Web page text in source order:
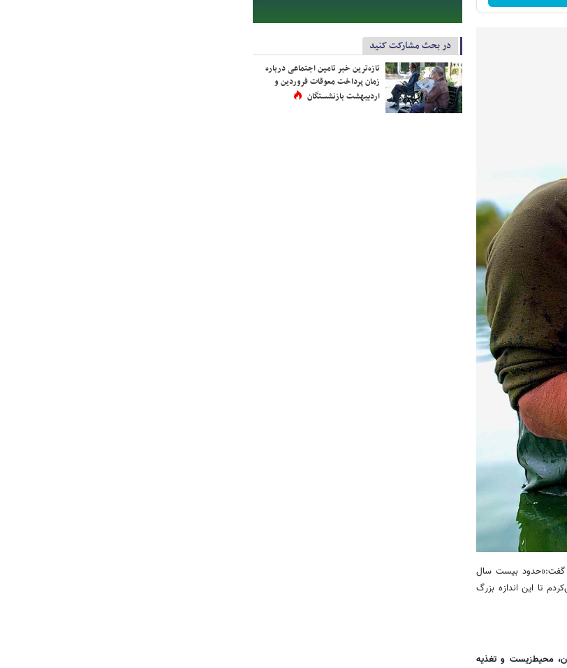
گفت:«حدود بیست سال
تا این اندازه بزرگ
محیط‌زیست و تغذیه
در بحث مشارکت کنید
تازه‌ترین خبر تامین اجتماعی درباره
زمان پرداخت معوقات فروردین و
اردیبهشت بازنشستگان